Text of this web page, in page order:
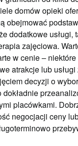
domów opieki
obejmować
dodatkowe usługi,
zajęciowa.
w cenie –
atrakcje lub
decyzji o
placówkami.
negocjacji ceny